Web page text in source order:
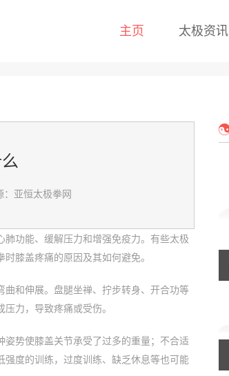
主页 太极资讯
：亚恒太极拳网
功能、缓解压力和增强免疫力。有些太极
膝盖疼痛的原因及其如何避免。
和伸展。盘腿坐禅、拧步转身、开合功等
力，导致疼痛或受伤。
势使膝盖关节承受了过多的重量；不合适
度的训练，过度训练、缺乏休息等也可能